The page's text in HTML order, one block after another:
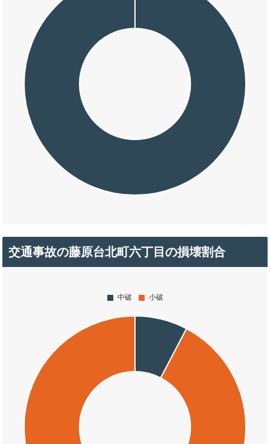
交通事故の藤原台北町六丁目の損壊割合